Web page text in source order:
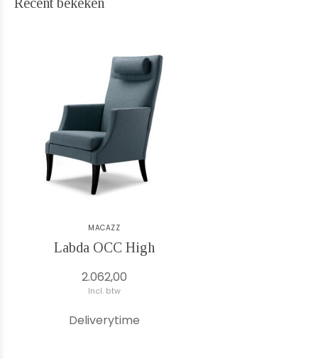
MACAZZ
Labda OCC High
2.062,00
Incl. btw
Deliverytime